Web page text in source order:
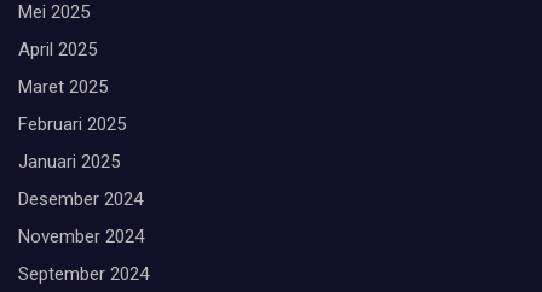
Mei 2025
April 2025
Maret 2025
Februari 2025
Januari 2025
Desember 2024
November 2024
September 2024